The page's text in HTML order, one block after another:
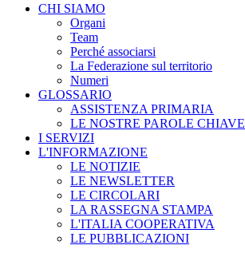
CHI SIAMO
Organi
Team
Perché associarsi
La Federazione sul territorio
Numeri
GLOSSARIO
ASSISTENZA PRIMARIA
LE NOSTRE PAROLE CHIAVE
I SERVIZI
L'INFORMAZIONE
LE NOTIZIE
LE NEWSLETTER
LE CIRCOLARI
LA RASSEGNA STAMPA
L'ITALIA COOPERATIVA
LE PUBBLICAZIONI